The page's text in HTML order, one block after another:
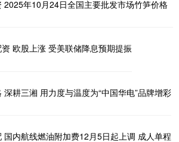
2025年10月24日全国主要批发市场竹笋价格
欧股上涨 受美联储降息预期提振
深耕三湘 用力度与温度为“中国华电”品牌增彩
国内航线燃油附加费12月5日起上调 成人单程